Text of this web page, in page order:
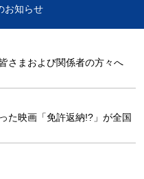
お知らせ
さまおよび関係者の方々へ
た映画「免許返納!?」が全国